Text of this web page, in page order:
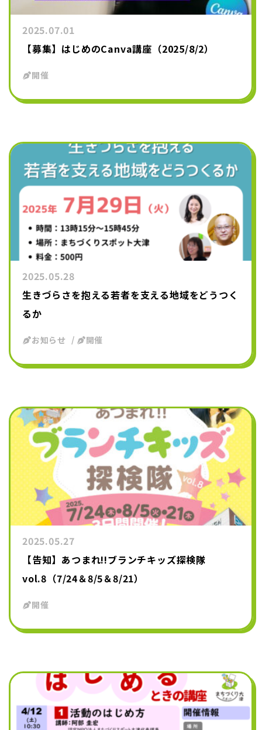
2025.07.01
【募集】はじめのCanva講座（2025/8/2）
開催
2025.05.28
生きづらさを抱える若者を支える地域をどうつく
るか
お知らせ 開催
2025.05.27
【告知】あつまれ!!ブランチキッズ探検隊
vol.8（7/24＆8/5＆8/21）
開催